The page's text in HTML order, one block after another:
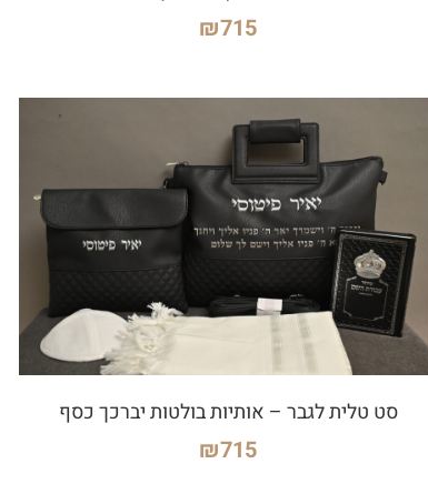
₪715
סט טלית לגבר – אותיות בולטות יברכך כסף
₪715